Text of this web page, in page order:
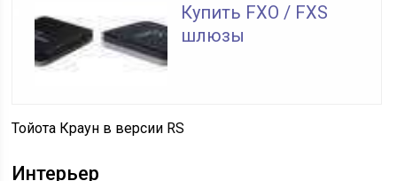
Купить FXO / FXS
шлюзы
Тойота Краун в версии RS
Интерьер